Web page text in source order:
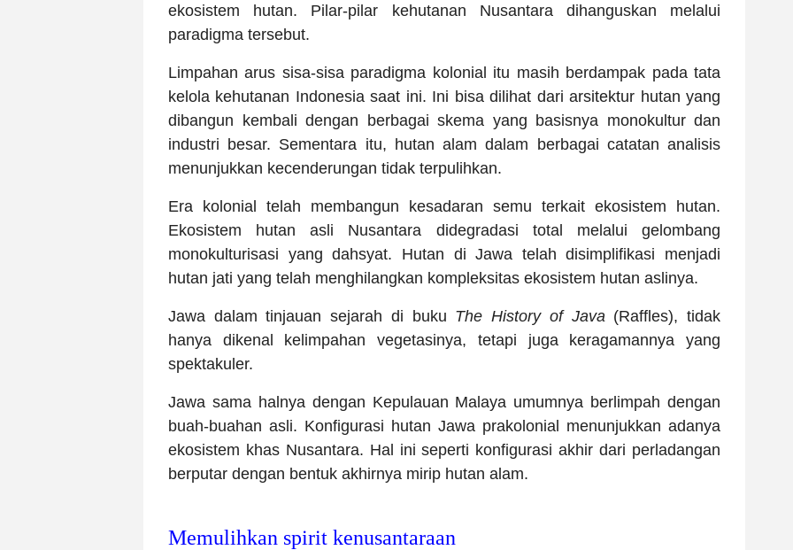
ekosistem hutan. Pilar-pilar kehutanan Nusantara dihanguskan melalui
paradigma tersebut.
Limpahan arus sisa-sisa paradigma kolonial itu masih berdampak pada tata
kelola kehutanan Indonesia saat ini. Ini bisa dilihat dari arsitektur hutan yang
dibangun kembali dengan berbagai skema yang basisnya monokultur dan
industri besar. Sementara itu, hutan alam dalam berbagai catatan analisis
menunjukkan kecenderungan tidak terpulihkan.
Era kolonial telah membangun kesadaran semu terkait ekosistem hutan.
Ekosistem hutan asli Nusantara didegradasi total melalui gelombang
monokulturisasi yang dahsyat. Hutan di Jawa telah disimplifikasi menjadi
hutan jati yang telah menghilangkan kompleksitas ekosistem hutan aslinya.
Jawa dalam tinjauan sejarah di buku The History of Java(Raffles), tidak
hanya dikenal kelimpahan vegetasinya, tetapi juga keragamannya yang
spektakuler.
Jawa sama halnya dengan Kepulauan Malaya umumnya berlimpah dengan
buah-buahan asli. Konfigurasi hutan Jawa prakolonial menunjukkan adanya
ekosistem khas Nusantara. Hal ini seperti konfigurasi akhir dari perladangan
berputar dengan bentuk akhirnya mirip hutan alam.
Memulihkan spirit kenusantaraan